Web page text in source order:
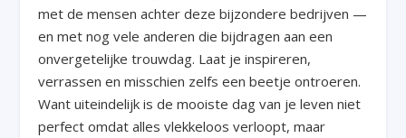
met de mensen achter deze bijzondere bedrijven —
en met nog vele anderen die bijdragen aan een
onvergetelijke trouwdag. Laat je inspireren,
verrassen en misschien zelfs een beetje ontroeren.
Want uiteindelijk is de mooiste dag van je leven niet
perfect omdat alles vlekkeloos verloopt, maar